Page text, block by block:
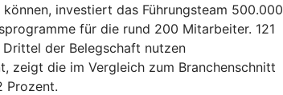
investiert das Führungsteam 500.000
für die rund 200 Mitarbeiter. 121
der Belegschaft nutzen
zeigt die im Vergleich zum Branchenschnitt
Prozent.